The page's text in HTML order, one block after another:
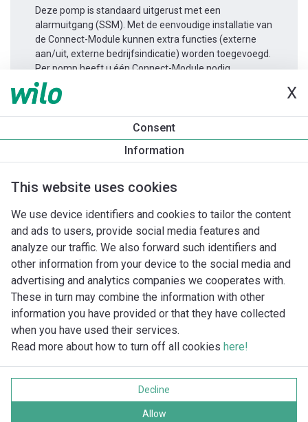
X
Consent
Information
This website uses cookies
We use device identifiers and cookies to tailor the content
and ads to users, provide social media features and
analyze our traffic. We also forward such identifiers and
other information from your device to the social media and
advertising and analytics companies we cooperates with.
These in turn may combine the information with other
information you have provided or that they have collected
when you have used their services.
Read more about how to turn off all cookies here!
Decline
Allow
Deze pomp is standaard uitgerust met een
alarmuitgang (SSM). Met de eenvoudige installatie van
de Connect-Module kunnen extra functies (externe
aan/uit, externe bedrijfsindicatie) worden toegevoegd.
Per pomp heeft u één Connect-Module nodig.
Productinformatie
Imprint
Gegevensbescherming
Alle rechten voorbehouden